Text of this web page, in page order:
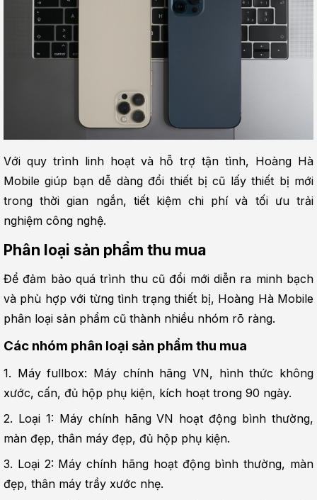
Với quy trình linh hoạt và hỗ trợ tận tình, Hoàng Hà
Mobile giúp bạn dễ dàng đổi thiết bị cũ lấy thiết bị mới
trong thời gian ngắn, tiết kiệm chi phí và tối ưu trải
nghiệm công nghệ.
Phân loại sản phẩm thu mua
Để đảm bảo quá trình thu cũ đổi mới diễn ra minh bạch
và phù hợp với từng tình trạng thiết bị, Hoàng Hà Mobile
phân loại sản phẩm cũ thành nhiều nhóm rõ ràng.
Các nhóm phân loại sản phẩm thu mua
1. Máy fullbox: Máy chính hãng VN, hình thức không
xước, cấn, đủ hộp phụ kiện, kích hoạt trong 90 ngày.
2. Loại 1: Máy chính hãng VN hoạt động bình thường,
màn đẹp, thân máy đẹp, đủ hộp phụ kiện.
3. Loại 2: Máy chính hãng hoạt động bình thường, màn
đẹp, thân máy trầy xước nhẹ.